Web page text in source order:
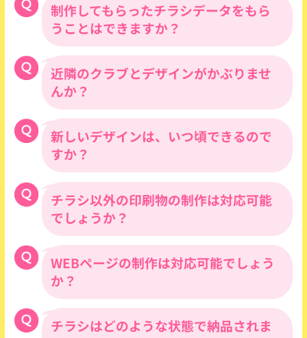
また、次の場合には、対象外とさせていた
だきます。
（1）印刷物納品後、一週間以上経過した
場合。
（2）配布を行うなどして一部でも使用し
た場合。
（3）当社の責めに帰すべからざる事由に
より、サービス製品に破損やキズ等が生じ
た場合。
（4）配送途中にサービス製品に破損やキ
ズが生じた場合。
（5）サービスさせていただく予備チラシ
に破損があった場合。
（6）完全データとしての入稿後、または
お客様校了後の印刷物の誤字・脱字があっ
た場合。
（7）当社で修正ミスがあっても、そのミ
スをお客様が気付かず印刷した場合。
※1 お電話にて口頭でお伝えいただきました原
稿・修正内容においては、保証の対象にはなりませ
1,000部よりお受けいたします。
制作してもらったチラシデータをもら
うことはできますか？
申し訳ございませんが、モデルのライセン
ス料金が発生いたしますので、 印刷データ
はお渡しすることはできません。webサイ
トに掲載されます場合は、web掲載用に
PDFデータを無料でご提供させていただき
ます。
近隣のクラブとデザインがかぶりませ
んか？
デザイン案は、先にお問い合わせいただい
たクラブ様が優先となります。
デザイン案がかぶらないように努めます
が、事前に競合するクラブ様をお教えいた
だければありがたいです。
新しいデザインは、いつ頃できるので
すか？
下記スケジュールで、最新デザインをお知
らせしております。
チラシ以外の印刷物の制作は対応可能
でしょうか？
ポスター、パンフレット（冊子）、のぼ
り、ポケットティッシュなど各種販促物の
制作も承っております。詳しくはお問い合
わせください。
WEBページの制作は対応可能でしょう
か？
ホームページやランディングページ制作の
チラシはどのような状態で納品されま